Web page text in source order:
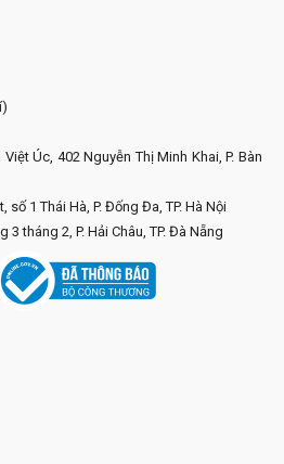
Úc, 402 Nguyễn Thị Minh Khai, P. Bàn
số 1 Thái Hà, P. Đống Đa, TP. Hà Nội
tháng 2, P. Hải Châu, TP. Đà Nẵng